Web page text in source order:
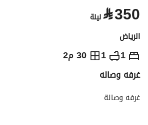
⃁350 ليلة
الرياض
1
1 30 م2 ⃁
350 يومياً
السياحة
غرفه وصاله
غرفه وصالة